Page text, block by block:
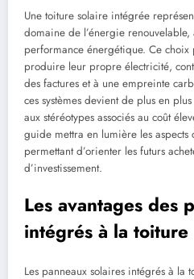
Une toiture solaire intégrée
domaine de l’énergie renouvelable,
performance énergétique. Ce
produire leur propre électricité,
des factures et à une empreinte
ces systèmes devient de plus en
aux stéréotypes associés au coût
guide mettra en lumière les aspects
permettant d’orienter les futurs
d’investissement.
Les avantages des
intégrés à la toiture
Les panneaux solaires intégrés à la